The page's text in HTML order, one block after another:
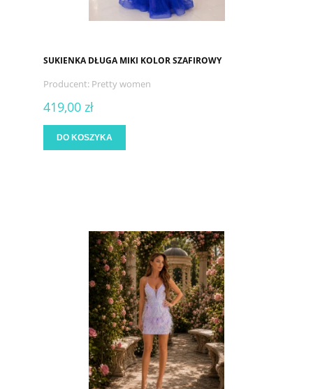
SUKIENKA DŁUGA MIKI KOLOR SZAFIROWY
Producent: Pretty women
419,00 zł
DO KOSZYKA